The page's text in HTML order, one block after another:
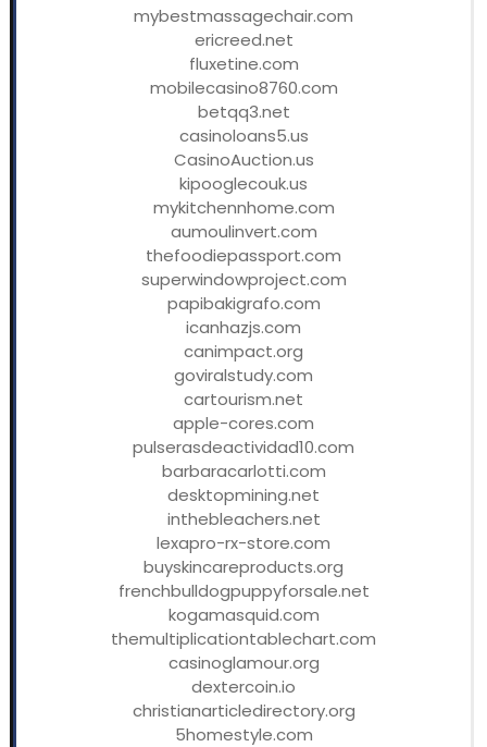
mybestmassagechair.com
ericreed.net
fluxetine.com
mobilecasino8760.com
betqq3.net
casinoloans5.us
CasinoAuction.us
kipooglecouk.us
mykitchennhome.com
aumoulinvert.com
thefoodiepassport.com
superwindowproject.com
papibakigrafo.com
icanhazjs.com
canimpact.org
goviralstudy.com
cartourism.net
apple-cores.com
pulserasdeactividad10.com
barbaracarlotti.com
desktopmining.net
inthebleachers.net
lexapro-rx-store.com
buyskincareproducts.org
frenchbulldogpuppyforsale.net
kogamasquid.com
themultiplicationtablechart.com
casinoglamour.org
dextercoin.io
christianarticledirectory.org
5homestyle.com